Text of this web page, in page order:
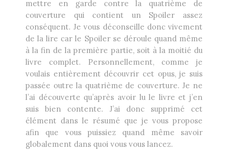
mettre en garde contre la quatrième de
couverture qui contient un Spoiler assez
conséquent. Je vous déconseille donc vivement
de la lire car le Spoiler se déroule quand même
à la fin de la première partie, soit à la moitié du
livre complet. Personnellement, comme je
voulais entièrement découvrir cet opus, je suis
passée outre la quatrième de couverture. Je ne
l’ai découverte qu’après avoir lu le livre et j’en
suis bien contente. J’ai donc supprimé cet
élément dans le résumé que je vous propose
afin que vous puissiez quand même savoir
globalement dans quoi vous vous lancez.